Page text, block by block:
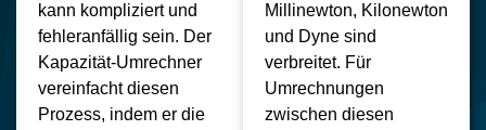
kann kompliziert und
fehleranfällig sein. Der
Kapazität-Umrechner
vereinfacht diesen
Prozess, indem er die
Millinewton, Kilonewton
und Dyne sind
verbreitet. Für
Umrechnungen
zwischen diesen